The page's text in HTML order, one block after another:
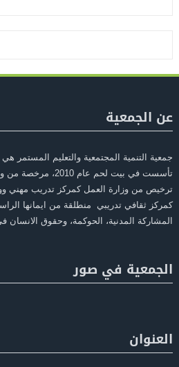
عن الجمعية
جمعية التنمية المجتمعية والتعليم المستمر
تأسست في بيت لحم عام
ترخيص من وزارة العمل كمركز تدريب مهني
كمركز ثقافي تدريبي منطلقة من ايمانها
المشاركة المدنية، الحوكمة، وحقوق
الجمعية في صور
العنوان